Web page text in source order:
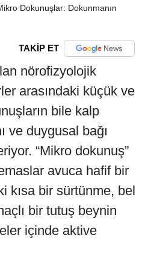
TAKİP ET
nörofizyolojik
arasındaki küçük ve
bile kalp
ve duygusal bağı
“Mikro dokunuş”
avuca hafif bir
kısa bir sürtünme, bel
bir tutuş beynin
içinde aktive